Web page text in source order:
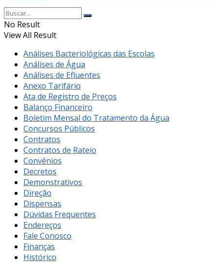
No Result
View All Result
Análises Bacteriológicas das Escolas
Análises de Água
Análises de Efluentes
Anexo Tarifário
Ata de Registro de Preços
Balanço Financeiro
Boletim Mensal do Tratamento da Água
Concursos Públicos
Contratos
Contratos de Rateio
Convênios
Decretos
Demonstrativos
Direção
Dispensas
Dúvidas Frequentes
Endereços
Fale Conosco
Finanças
Histórico